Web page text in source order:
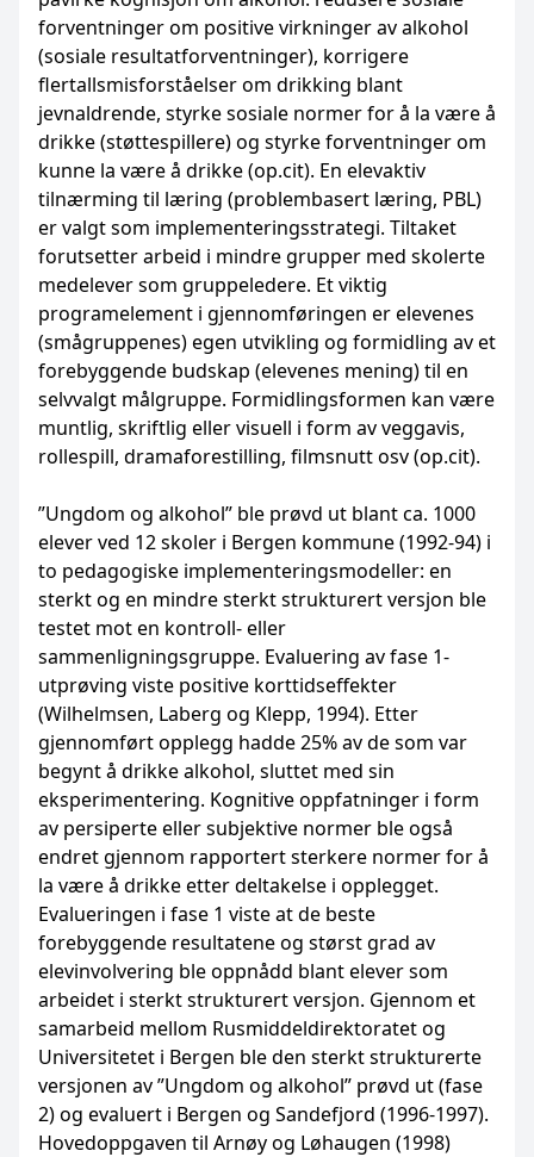
forventninger om positive virkninger av alkohol
(sosiale resultatforventninger), korrigere
flertallsmisforståelser om drikking blant
jevnaldrende, styrke sosiale normer for å la være å
drikke (støttespillere) og styrke forventninger om
kunne la være å drikke (op.cit). En elevaktiv
tilnærming til læring (problembasert læring, PBL)
er valgt som implementeringsstrategi. Tiltaket
forutsetter arbeid i mindre grupper med skolerte
medelever som gruppeledere. Et viktig
programelement i gjennomføringen er elevenes
(smågruppenes) egen utvikling og formidling av et
forebyggende budskap (elevenes mening) til en
selvvalgt målgruppe. Formidlingsformen kan være
muntlig, skriftlig eller visuell i form av veggavis,
rollespill, dramaforestilling, filmsnutt osv (op.cit).
”Ungdom og alkohol” ble prøvd ut blant ca. 1000
elever ved 12 skoler i Bergen kommune (1992-94) i
to pedagogiske implementeringsmodeller: en
sterkt og en mindre sterkt strukturert versjon ble
testet mot en kontroll- eller
sammenligningsgruppe. Evaluering av fase 1-
utprøving viste positive korttidseffekter
(Wilhelmsen, Laberg og Klepp, 1994). Etter
gjennomført opplegg hadde 25% av de som var
begynt å drikke alkohol, sluttet med sin
eksperimentering. Kognitive oppfatninger i form
av persiperte eller subjektive normer ble også
endret gjennom rapportert sterkere normer for å
la være å drikke etter deltakelse i opplegget.
Evalueringen i fase 1 viste at de beste
forebyggende resultatene og størst grad av
elevinvolvering ble oppnådd blant elever som
arbeidet i sterkt strukturert versjon. Gjennom et
samarbeid mellom Rusmiddeldirektoratet og
Universitetet i Bergen ble den sterkt strukturerte
versjonen av ”Ungdom og alkohol” prøvd ut (fase
2) og evaluert i Bergen og Sandefjord (1996-1997).
Hovedoppgaven til Arnøy og Løhaugen (1998)